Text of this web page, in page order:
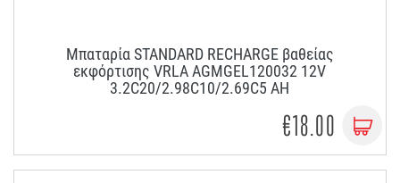
Μπαταρία STANDARD RECHARGE βαθείας
εκφόρτισης VRLA AGMGEL120032 12V
3.2C20/2.98C10/2.69C5 AH
€18.00